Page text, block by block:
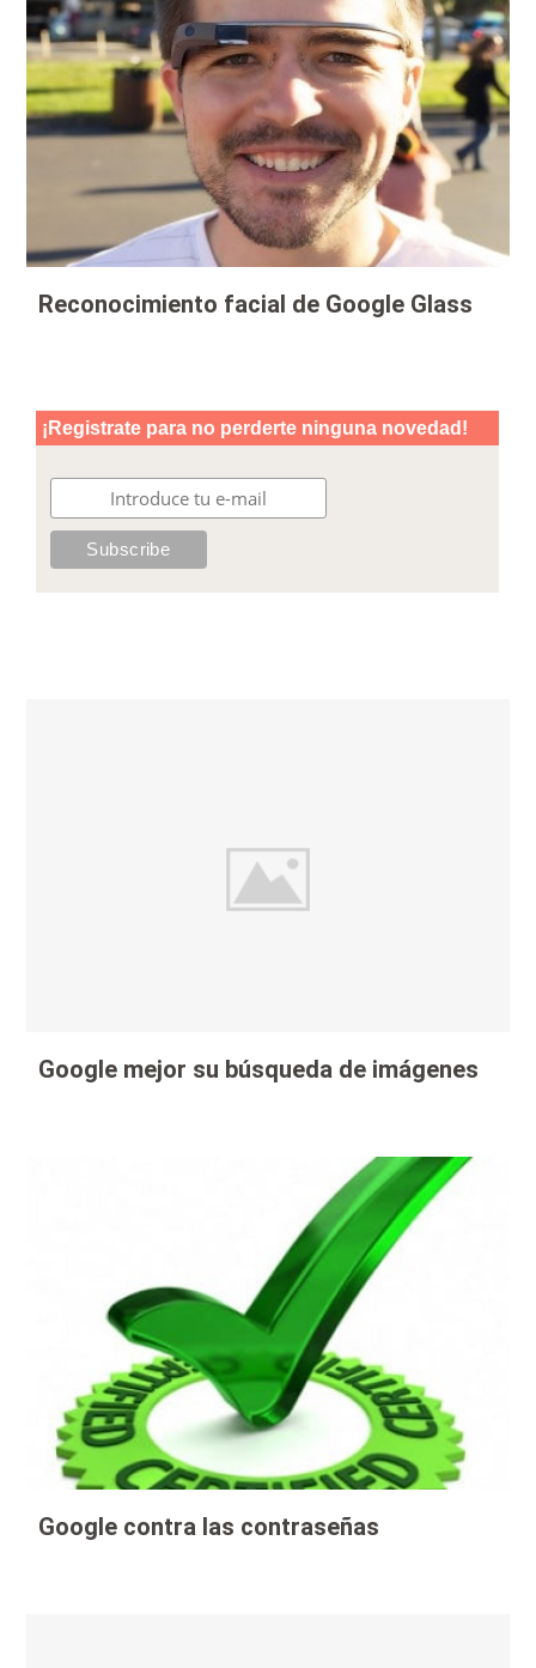
Reconocimiento facial de Google Glass
Google mejor su búsqueda de imágenes
Google contra las contraseñas